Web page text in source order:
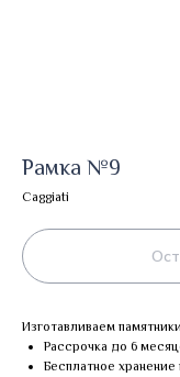
Рамка №9
Caggiati
Изготавливаем
Рассрочка до 6
Бесплатное хранение